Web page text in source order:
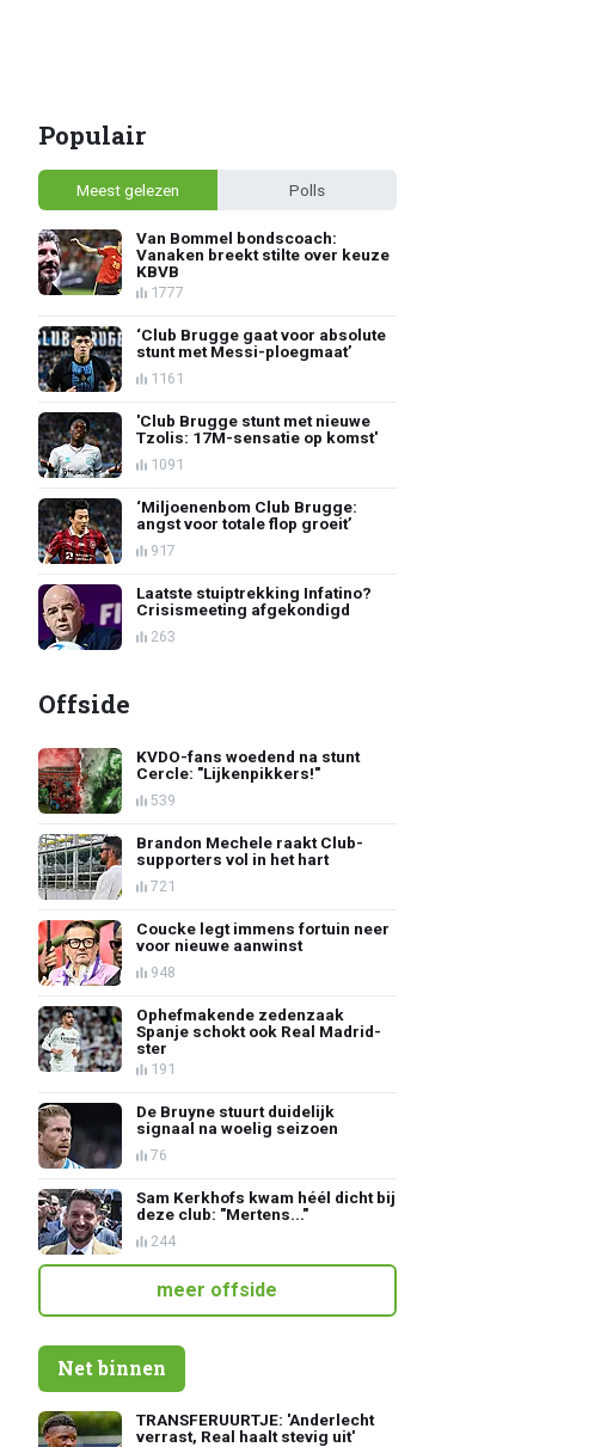
Populair
Meest gelezen Polls
Van Bommel bondscoach:
Vanaken breekt stilte over keuze
KBVB
1777
‘Club Brugge gaat voor absolute
stunt met Messi-ploegmaat’
1161
'Club Brugge stunt met nieuwe
Tzolis: 17M-sensatie op komst'
1091
‘Miljoenenbom Club Brugge:
angst voor totale flop groeit’
917
Laatste stuiptrekking Infatino?
Crisismeeting afgekondigd
263
Offside
KVDO-fans woedend na stunt
Cercle: "Lijkenpikkers!"
539
Brandon Mechele raakt Club-
supporters vol in het hart
721
Coucke legt immens fortuin neer
voor nieuwe aanwinst
948
Ophefmakende zedenzaak
Spanje schokt ook Real Madrid-
ster
191
De Bruyne stuurt duidelijk
signaal na woelig seizoen
76
Sam Kerkhofs kwam héél dicht bij
deze club: "Mertens..."
244
meer offside
Net binnen
TRANSFERUURTJE: 'Anderlecht
verrast, Real haalt stevig uit'